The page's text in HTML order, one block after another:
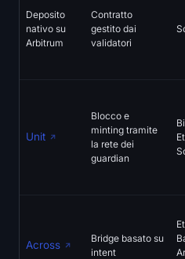
Deposito
nativo su
Arbitrum
Contratto
gestito dai
validatori
Unit
Blocco e
minting tramite
la rete dei
guardian
Across
Bridge basato su
intent